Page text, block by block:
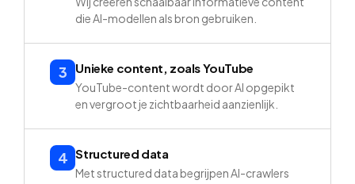
die AI-modellen als bron gebruiken.
3 Unieke content, zoals YouTube
YouTube-content wordt door AI opgepikt
en vergroot je zichtbaarheid aanzienlijk.
4 Structured data
Met structured data begrijpen AI-crawlers